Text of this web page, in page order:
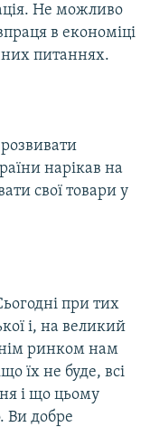
Не можливо
в економіці
питаннях.
нарікав на
свої товари у
при тих
і, на великий
ринком нам
їх не буде, всі
і що цьому
Ви добре